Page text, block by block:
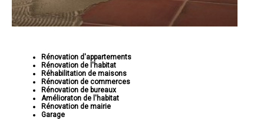
Rénovation d'appartements
Rénovation de l'habitat
Réhabilitation de maisons
Rénovation de commerces
Rénovation de bureaux
Amélioraton de l'habitat
Rénovation de mairie
Garage